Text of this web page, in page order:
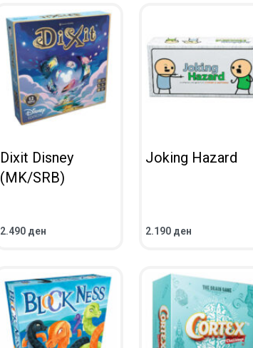
Dixit Disney
(MK/SRB)
2.490 ден
ВО КОШНИЧКА
Joking Hazard
2.190 ден
ВО КОШНИЧКА